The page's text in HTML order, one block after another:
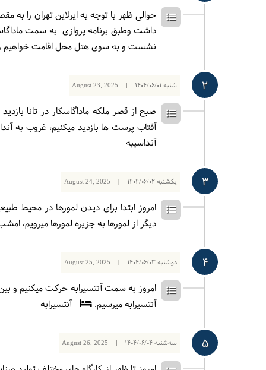
حوالی ظهر با توجه به ایرلاین تهران را به
داشت وطبق برنامه پروازی به سمت
نشست و به سوی هتل محل اقامت
2 شنبه August 23, 2025 | 1404/06/01
صبح از قصر ملکه ماداگاسکار در تانا
آفتاب پرست ها بازدید میکنیم، غروب به
آنداسیبه
3 یکشنبه August 24, 2025 | 1404/06/02
امروز ابتدا برای دیدن لمورها در محیط
دیگر از لمورها به جزیره لمورها میرویم،
4 دوشنبه August 25, 2025 | 1404/06/03
امروز به سمت آنتسیرابه حرکت میکنیم و
آنتسیرابه میرسیم.
= آنتسیرابه
5 سه‌شنبه August 26, 2025 | 1404/06/04